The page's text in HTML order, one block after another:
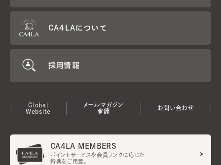
CA4LAについて
採用情報
Global
Website
メールマガジン
登録
お問い合わせ
CA4LA MEMBERS
ポイントサービスや会員ランクに応じた
特典をご用意。